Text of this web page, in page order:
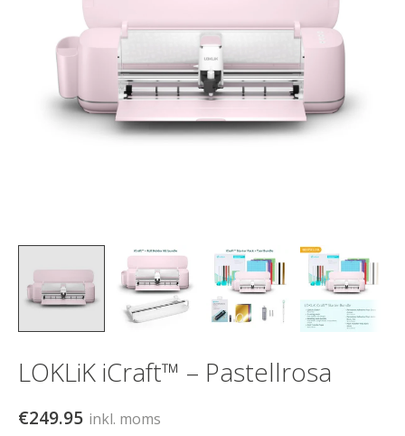
LOKLiK iCraft™ – Pastellrosa
€249.95 inkl. moms